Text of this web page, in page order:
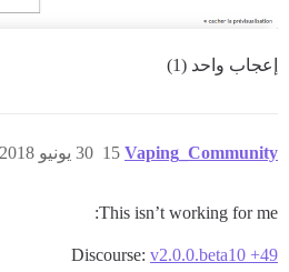
إعجاب واحد (1)
Vaping_Community 30 يونيو 2018، 7:26ص 15
This isn’t working for me:
Discourse: v2.0.0.beta10 +49